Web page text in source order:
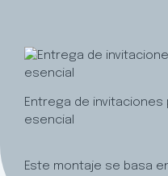
Entrega de invitaciones
esencial
Este montaje se basa